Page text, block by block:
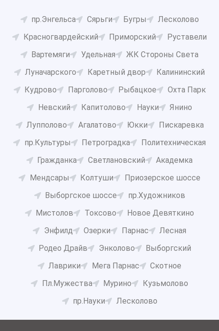
пр.Энгельса Сярьги Бугры
Лесколово
Красногвардейский
Приморский
Руставели
Вартемяги
Удельная
ЖК Стороны Света
Луначарского
Каретный двор
Калининский
Кудрово
Парголово Рыбацкое
Охта Парк
Невский
Капитолово Науки
Янино
Лупполово
Агалатово Юкки
Пискаревка
пр.Культуры
Петроградка
Политехническая
Гражданка
Светлановский
Академка
Мендсары
Колтуши
Приозерское шоссе
Выборгское шоссе
пр.Художников
Мистолов
Токсово
Новое Девяткино
Энфилд
Озерки Парнас
Лесная
Родео Драйв
Энколово
Выборгский
Лаврики
Мега Парнас
Скотное
Пл.Мужества
Мурино
Кузьмолово
пр.Науки
Лесколово